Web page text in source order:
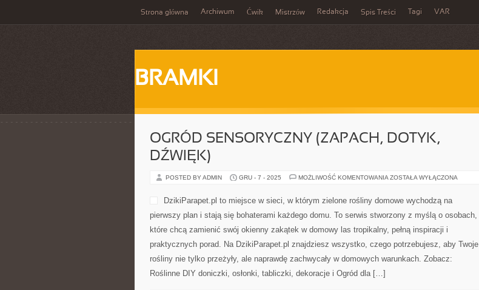
Strona główna Archiwum Ćwik Mistrzów Redakcja Spis Treści Tagi VAR
BRAMKI
OGRÓD SENSORYCZNY (ZAPACH, DOTYK,
DŹWIĘK)
POSTED BY ADMIN GRU - 7 - 2025 MOŻLIWOŚĆ KOMENTOWANIA OGRÓD
DŹWIĘK)
ZOSTAŁA WYŁĄCZONA
DzikiParapet.pl to miejsce w sieci, w którym zielone rośliny domowe wychodzą na
pierwszy plan i stają się bohaterami każdego domu. To serwis stworzony z myślą o osobach,
które chcą zamienić swój okienny zakątek w domowy las tropikalny, pełną inspiracji i
praktycznych porad. Na DzikiParapet.pl znajdziesz wszystko, czego potrzebujesz, aby Twoje
rośliny nie tylko przeżyły, ale naprawdę zachwycały w domowych warunkach. Zobacz:
Roślinne DIY doniczki, osłonki, tabliczki, dekoracje i Ogród dla […]